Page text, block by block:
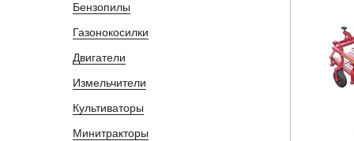
Бензопилы
Газонокосилки
Двигатели
Измельчители
Культиваторы
Минитракторы